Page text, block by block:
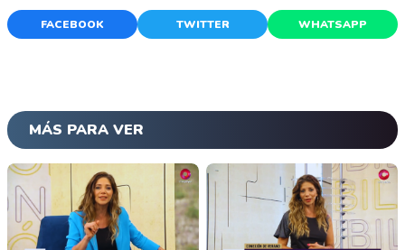
FACEBOOK TWITTER WHATSAPP
MÁS PARA VER